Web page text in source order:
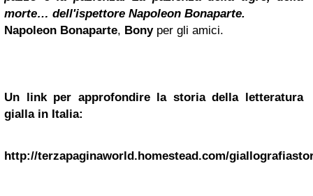
morte… dell'ispettore Napoleon Bonaparte.
Napoleon Bonaparte, Bonyper gli amici.
Un link per approfondire la storia della letteratura
gialla in Italia:
http://terzapaginaworld.homestead.com/